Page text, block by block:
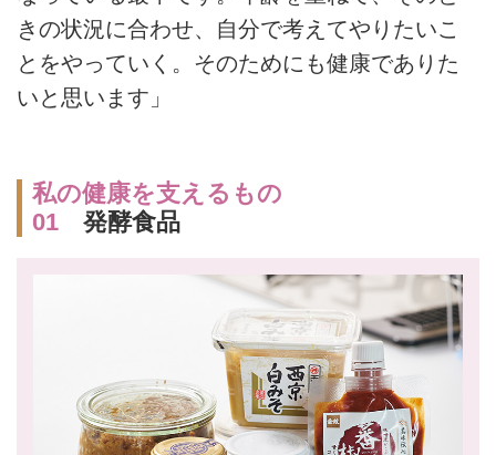
きの状況に合わせ、自分で考えてやりたいこ
とをやっていく。そのためにも健康でありた
いと思います」
私の健康を支えるもの
01発酵食品